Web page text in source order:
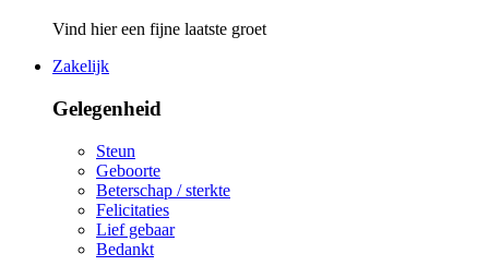
Vind hier een fijne laatste groet
Zakelijk
Gelegenheid
Steun
Geboorte
Beterschap / sterkte
Felicitaties
Lief gebaar
Bedankt